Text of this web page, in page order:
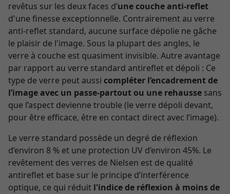
revêtus sur les deux faces d’une couche anti-reflet
d'une finesse exceptionnelle. Contrairement au verre
anti-reflet standard, aucune surface dépolie ne gâche
le plaisir de l'image. Sous la plupart des angles, le
verre à couche est quasiment invisible. Autre avantage
par rapport au verre standard antireflet et dépoli : Ce
type de verre peut aussi compléter l’encadrement de
l’image avec un passe-partout ou une rehausse sans
que l’aspect devienne trouble (le verre dépoli devant,
pour être efficace, être en contact direct avec l’image).
Le verre standard possède un degré de réflexion
d’environ 8 % et une protection UV d’environ 45%. Le
revêtement des verres de Nielsen est de qualité
antireflet et base sur le principe d’interférence
optique, ce qui réduit l'indice de réflexion à moins de